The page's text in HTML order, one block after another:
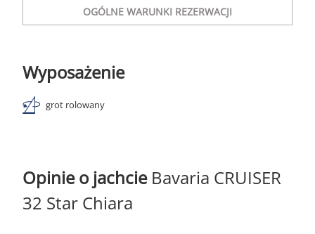
OGÓLNE WARUNKI REZERWACJI
Wyposażenie
grot rolowany
Opinie o jachcie Bavaria CRUISER
32 Star Chiara